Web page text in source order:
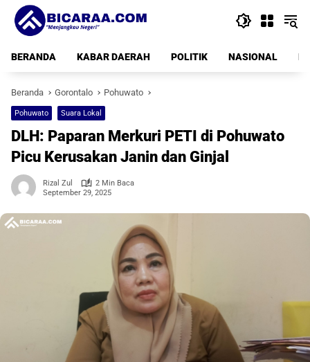
Langsung
konten
BERANDA
KABAR DAERAH POLITIK NASIONAL
Beranda Gorontalo Pohuwato
Pohuwato Suara Lokal
DLH: Paparan Merkuri PETI di Pohuwato
Picu Kerusakan Janin dan Ginjal
Rizal Zul
2 Min Baca
September 29, 2025